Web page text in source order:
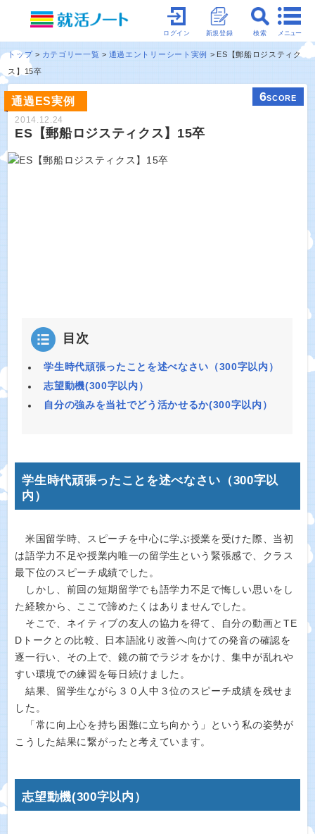
メニュー
検索
新規登録
ログイン
トップ カテゴリー一覧 通過エントリーシート実例
ES【郵船ロジスティク
ス】15卒
通過ES実例 6SCORE
2014.12.24
ES【郵船ロジスティクス】15卒
目次
学生時代頑張ったことを述べなさい（300字以内）
志望動機(300字以内）
自分の強みを当社でどう活かせるか(300字以内）
学生時代頑張ったことを述べなさい（300字以
内）
米国留学時、スピーチを中心に学ぶ授業を受けた際、当初
は語学力不足や授業内唯一の留学生という緊張感で、クラス
最下位のスピーチ成績でした。
しかし、前回の短期留学でも語学力不足で悔しい思いをし
た経験から、ここで諦めたくはありませんでした。
そこで、ネイティブの友人の協力を得て、自分の動画とTE
Dトークとの比較、日本語訛り改善へ向けての発音の確認を
逐一行い、その上で、鏡の前でラジオをかけ、集中が乱れや
すい環境での練習を毎日続けました。
結果、留学生ながら３０人中３位のスピーチ成績を残せま
した。
「常に向上心を持ち困難に立ち向かう」という私の姿勢が
こうした結果に繋がったと考えています。
志望動機(300字以内）